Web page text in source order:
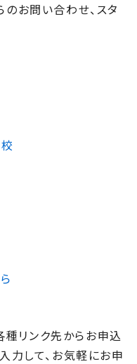
お問い合わせ、スタ
種リンク先からお申込
力して、お気軽にお申